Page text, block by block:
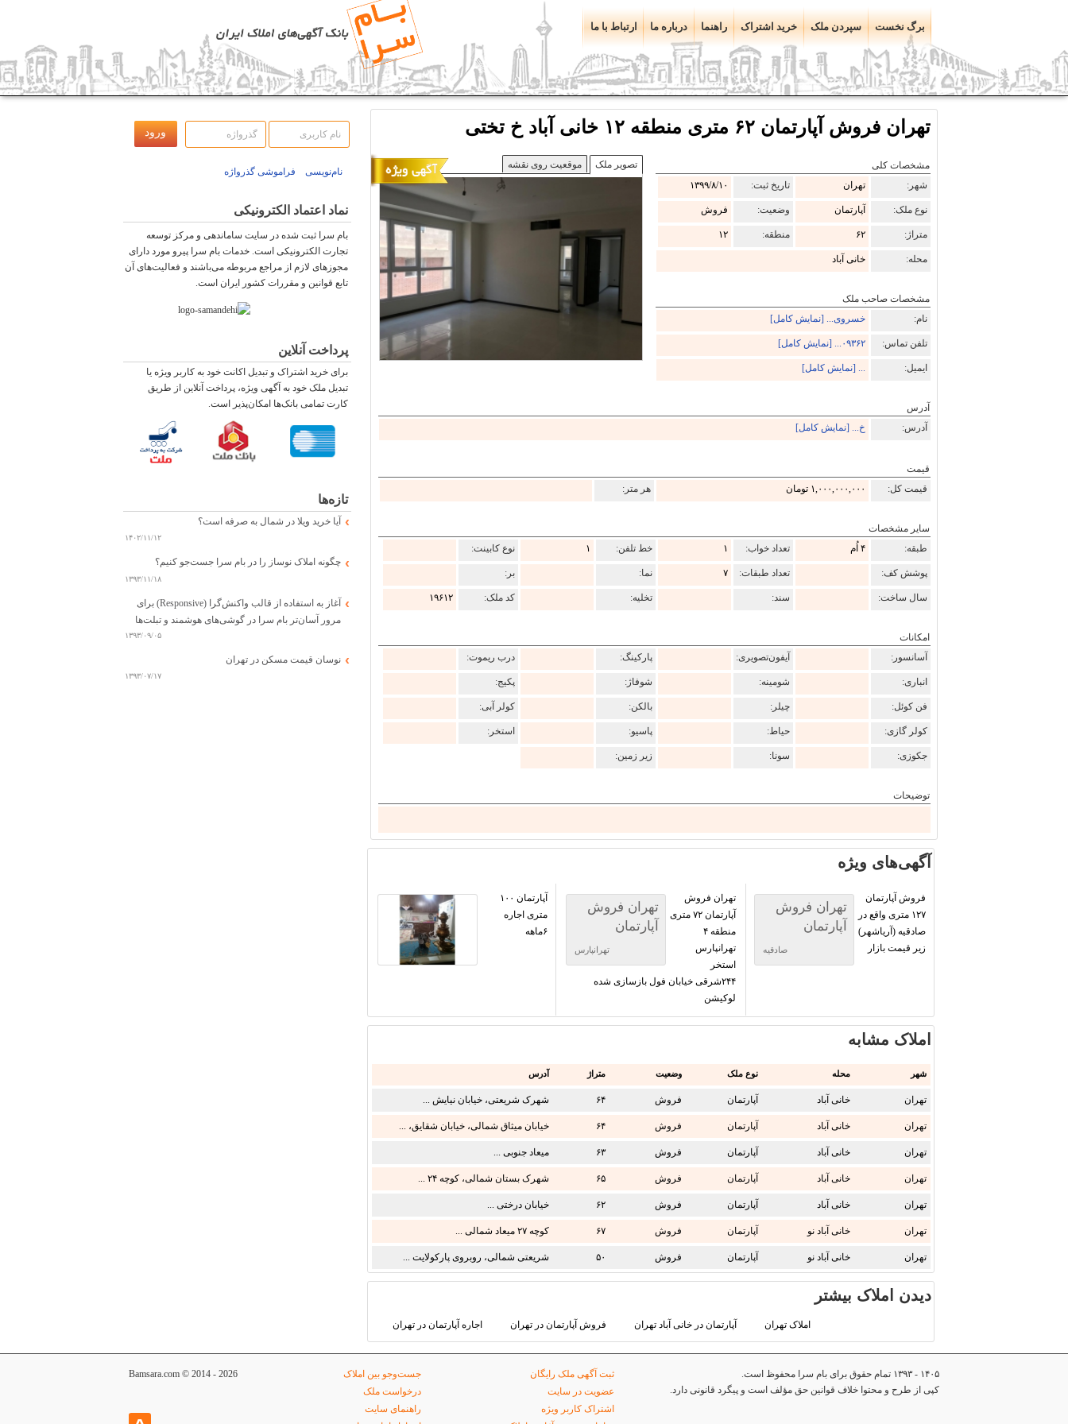
برگ نخست سپردن ملک خرید اشتراک راهنما درباره ما ارتباط با ما
نام‌نویسی فراموشی گذرواژه
نماد اعتماد الکترونیکی
بام سرا ثبت شده در سایت ساماندهی و مرکز توسعه
تجارت الکترونیکی است. خدمات بام سرا پیرو مورد دارای
مجوزهای لازم از مراجع مربوطه می‌باشند و فعاليت‌های آن
تابع قوانين و مقررات کشور ايران است.
پرداخت آنلاین
برای خرید اشتراک و تبدیل اکانت خود به کاربر ویژه یا
تبدیل ملک خود به آگهی ویژه، پرداخت آنلاین از طریق
کارت تمامی بانک‌ها امکان‌پذیر است.
تازه‌ها
آیا خرید ویلا در شمال به صرفه است؟
۱۴۰۲/۱۱/۱۲
چگونه املاک نوساز را در بام سرا جست‌جو کنیم؟
۱۳۹۳/۱۱/۱۸
آغاز به استفاده از قالب واکنش‌گرا (Responsive) برای
مرور آسان‌تر بام سرا در گوشی‌های هوشمند و تبلت‌ها
۱۳۹۳/۰۹/۰۵
نوسان قیمت مسکن در تهران
۱۳۹۳/۰۷/۱۷
تهران فروش آپارتمان ۶۲ متری منطقه ۱۲ خانی آباد خ تختی
تصویر ملک موقعیت روی نقشه
مشخصات کلی
شهر:
تهران تاریخ ثبت: ۱۳۹۹/۸/۱۰
نوع ملک: آپارتمان وضعیت: فروش
متراژ: ۶۲ منطقه: ۱۲
محله: خانی آباد
مشخصات صاحب ملک
نام:
خسروی... [نمایش کامل]
تلفن تماس: ۰۹۳۶۲... [نمایش کامل]
ایمیل: ... [نمایش کامل]
آدرس
آدرس:
خ... [نمایش کامل]
قیمت
قیمت کل:
۱,۰۰۰,۰۰۰,۰۰۰ تومان هر متر:
سایر مشخصات
طبقه:
۴ اُم تعداد خواب: ۱ خط تلفن: ۱ نوع کابینت:
پوشش کف: تعداد طبقات: ۷ نما: بر:
سال ساخت: سند: تخلیه: کد ملک: ۱۹۶۱۲
امکانات
آسانسور:
آیفون‌تصویری: پارکینگ: درب ریموت:
انباری: شومینه: شوفاژ: پکیج:
فن کوئل: چیلر: بالکن: کولر آبی:
کولر گازی: حیاط: پاسیو: استخر:
جکوزی: سونا: زیر زمین:
توضیحات
آگهی‌های ویژه
تهران فروش
آپارتمان
صادقیه
فروش آپارتمان
۱۲۷ متری واقع در
صادقیه (آریاشهر)
زیر قیمت بازار
تهران فروش
آپارتمان
تهرانپارس
تهران فروش
آپارتمان ۷۲ متری
منطقه ۴
تهرانپارس
استخر
۲۴۴شرقی خیابان فول بازسازی شده
لوکیشن
آپارتمان ۱۰۰
متری اجاره
۶ماهه
املاک مشابه
شهر محله نوع ملک وضعیت متراژ آدرس
تهران خانی آباد آپارتمان فروش ۶۴ شهرک شریعتی، خیابان نیایش ...
تهران خانی آباد آپارتمان فروش ۶۴ خیابان میثاق شمالی، خیابان شقایق، ...
تهران خانی آباد آپارتمان فروش ۶۳ میعاد جنوبی ...
تهران خانی آباد آپارتمان فروش ۶۵ شهرک بستان شمالی، کوچه ۲۴ ...
تهران خانی آباد آپارتمان فروش ۶۲ خیابان درختی ...
تهران خانی آباد نو آپارتمان فروش ۶۷ کوچه ۲۷ میعاد شمالی ...
تهران خانی آباد نو آپارتمان فروش ۵۰ شریعتی شمالی، روبروی پارکولایت ...
دیدن املاک بیشتر
املاک تهران آپارتمان در خانی آباد تهران فروش آپارتمان در تهران اجاره آپارتمان در تهران
ثبت آگهی ملک رایگان
عضویت در سایت
اشتراک کاربر ویژه
جست‌وجو بین املاک
درخواست ملک
راهنمای سایت
۱۴۰۵ - ۱۳۹۳ تمام حقوق برای بام سرا محفوظ است.
کپی از طرح و محتوا خلاف قوانین حق مؤلف است و پیگرد قانونی دارد.
Bamsara.com © 2014 - 2026